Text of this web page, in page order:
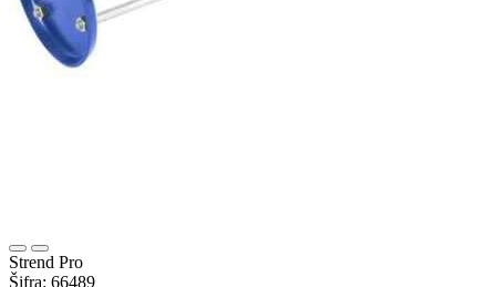
Strend Pro
Šifra: 66489